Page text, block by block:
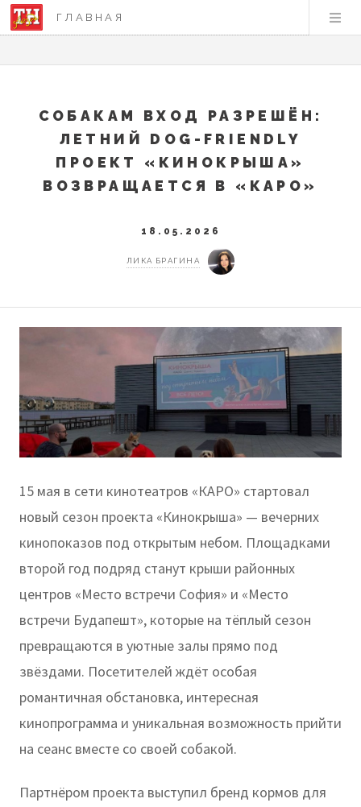
ГЛАВНАЯ
СОБАКАМ ВХОД РАЗРЕШЁН:
ЛЕТНИЙ DOG-FRIENDLY
ПРОЕКТ «КИНОКРЫША»
ВОЗВРАЩАЕТСЯ В «КАРО»
18.05.2026
ЛИКА БРАГИНА
15 мая в сети кинотеатров «КАРО» стартовал
новый сезон проекта «Кинокрыша» — вечерних
кинопоказов под открытым небом. Площадками
второй год подряд станут крыши районных
центров «Место встречи София» и «Место
встречи Будапешт», которые на тёплый сезон
превращаются в уютные залы прямо под
звёздами. Посетителей ждёт особая
романтичная обстановка, интересная
кинопрограмма и уникальная возможность прийти
на сеанс вместе со своей собакой.
Партнёром проекта выступил бренд кормов для